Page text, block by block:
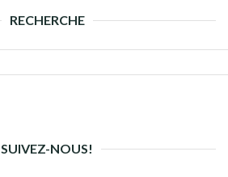
RECHERCHE
SUIVEZ-NOUS!